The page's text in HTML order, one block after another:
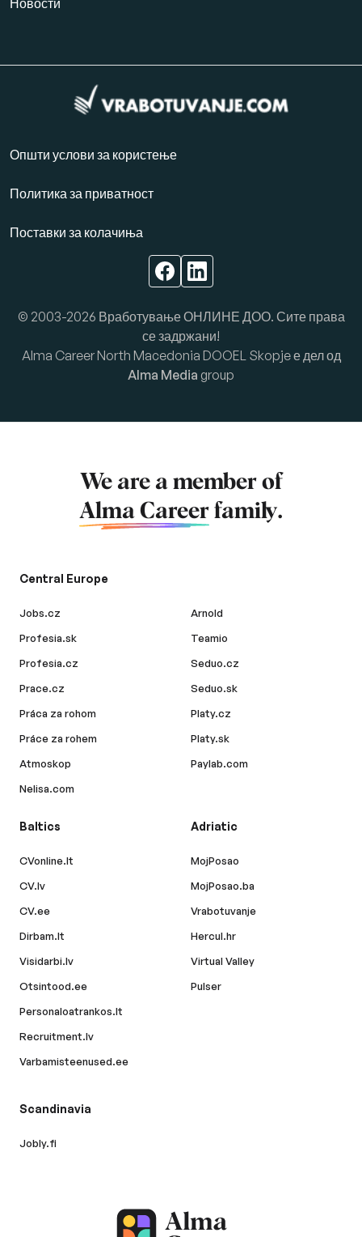
Општи услови за користење
Политика за приватност
Поставки за колачиња
© 2003-2026 Вработување ОНЛИНЕ ДОО. Сите права
се задржани!
Alma Career North Macedonia DOOEL Skopje е дел од
Alma Media group
We are a member of
Alma Career family.
Central Europe
Jobs.cz
Profesia.sk
Profesia.cz
Prace.cz
Práca za rohom
Práce za rohem
Atmoskop
Nelisa.com
Arnold
Teamio
Seduo.cz
Seduo.sk
Platy.cz
Platy.sk
Paylab.com
Baltics
CVonline.lt
CV.lv
CV.ee
Dirbam.lt
Visidarbi.lv
Otsintood.ee
Personaloatrankos.lt
Recruitment.lv
Varbamisteenused.ee
Adriatic
MojPosao
MojPosao.ba
Vrabotuvanje
Hercul.hr
Virtual Valley
Pulser
Scandinavia
Jobly.fi